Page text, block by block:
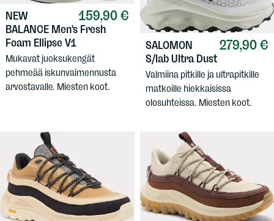
159,90 €
NEW
BALANCE Men's Fresh
Foam Ellipse V1
Mukavat juoksukengät
pehmeää iskunvaimennusta
arvostavalle. Miesten koot.
279,90 €
SALOMON
S/lab Ultra Dust
Valmiina pitkille ja ultrapitkille
matkoille hiekkaisissa
olosuhteissa. Miesten koot.